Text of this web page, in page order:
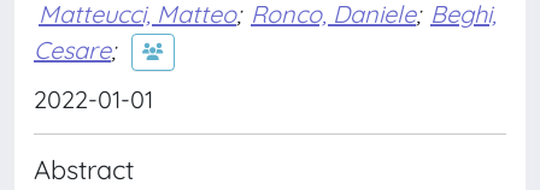
Matteucci, Matteo; Ronco, Daniele; Beghi,
Cesare;
2022-01-01
Abstract